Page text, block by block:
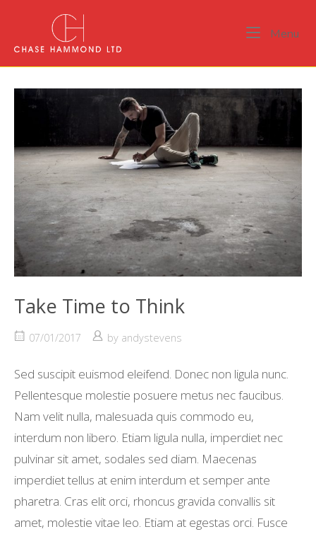
content
Menu
Take Time to Think
07/01/2017 by andystevens
Sed suscipit euismod eleifend. Donec non ligula nunc.
Pellentesque molestie posuere metus nec faucibus.
Nam velit nulla, malesuada quis commodo eu,
interdum non libero. Etiam ligula nulla, imperdiet nec
pulvinar sit amet, sodales sed diam. Maecenas
imperdiet tellus at enim interdum et semper ante
pharetra. Cras elit orci, rhoncus gravida convallis sit
amet, molestie vitae leo. Etiam at egestas orci. Fusce